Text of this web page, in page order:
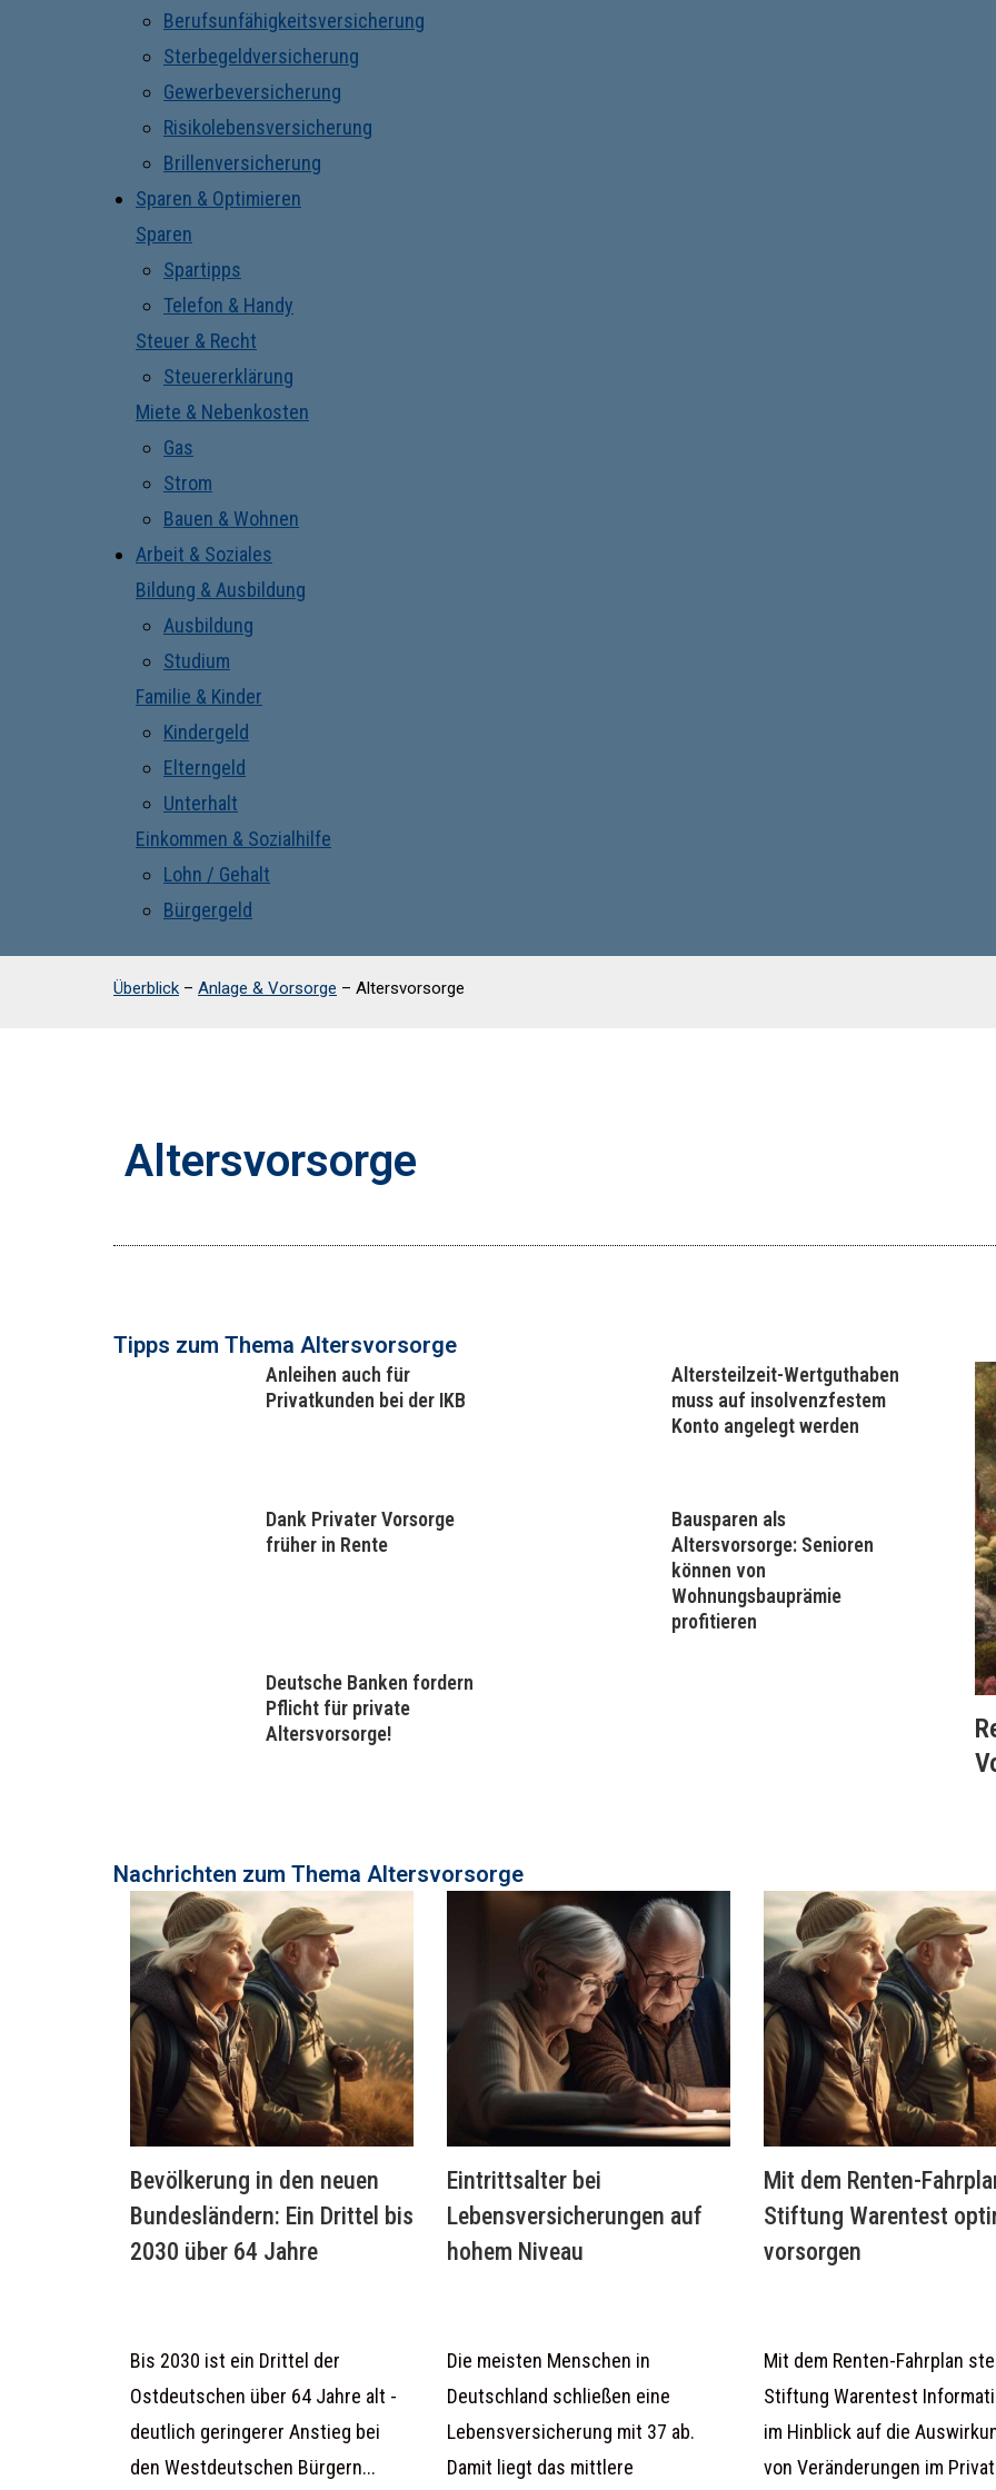
Berufsunfähigkeitsversicherung
Sterbegeldversicherung
Gewerbeversicherung
Risikolebensversicherung
Brillenversicherung
Sparen & Optimieren
Sparen
Spartipps
Telefon & Handy
Steuer & Recht
Steuererklärung
Miete & Nebenkosten
Gas
Strom
Bauen & Wohnen
Arbeit & Soziales
Bildung & Ausbildung
Ausbildung
Studium
Familie & Kinder
Kindergeld
Elterngeld
Unterhalt
Einkommen & Sozialhilfe
Lohn / Gehalt
Bürgergeld
Überblick – Anlage & Vorsorge – Altersvorsorge
Altersvorsorge
Tipps zum Thema ​Altersvorsorge
Anleihen auch für
Privatkunden bei der IKB
Altersteilzeit-Wertguthaben
muss auf insolvenzfestem
Konto angelegt werden
Dank Privater Vorsorge
früher in Rente
Bausparen als
Altersvorsorge: Senioren
können von
Wohnungsbauprämie
profitieren
Deutsche Banken fordern
Pflicht für private
Altersvorsorge!
Nachrichten zum Thema ​Altersvorsorge
Bevölkerung in den neuen
Bundesländern: Ein Drittel bis
2030 über 64 Jahre
Bis 2030 ist ein Drittel der
Ostdeutschen über 64 Jahre alt -
deutlich geringerer Anstieg bei
den Westdeutschen Bürgern...
Eintrittsalter bei
Lebensversicherungen auf
hohem Niveau
Die meisten Menschen in
Deutschland schließen eine
Lebensversicherung mit 37 ab.
Damit liegt das mittlere
Mit dem Renten-
Stiftung Warentest
vorsorgen
Mit dem Renten-Fahrplan
Stiftung Warentest
im Hinblick auf die
von Veränderungen im